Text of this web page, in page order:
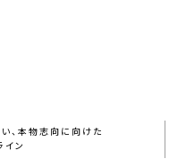
、本物志向に向けた
イン